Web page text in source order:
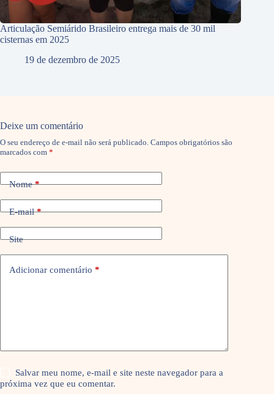
Articulação Semiárido Brasileiro entrega mais de 30 mil
cisternas em 2025
19 de dezembro de 2025
Deixe um comentário
O seu endereço de e-mail não será publicado. Campos obrigatórios são
marcados com *
Nome*
E-mail*
Site
Adicionar comentário *
Salvar meu nome, e-mail e site neste navegador para a
próxima vez que eu comentar.